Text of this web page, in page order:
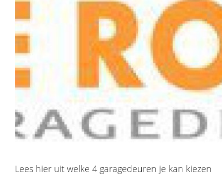
Lees hier uit welke 4 garagedeuren je kan kiezen